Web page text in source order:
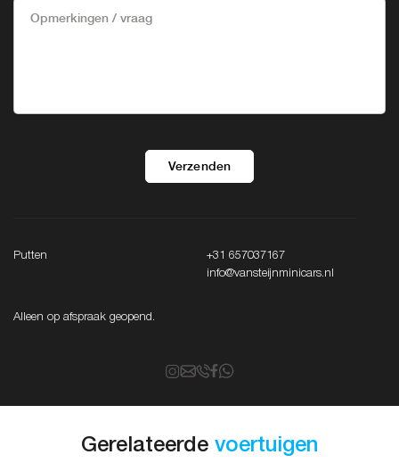
Verzenden
Putten
+31 657037167
info@vansteijnminicars.nl
Alleen op afspraak geopend.
Gerelateerde voertuigen